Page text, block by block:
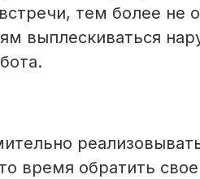
тем более не
выплескиваться
время обратить